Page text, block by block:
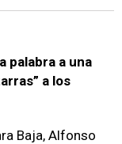
palabra a una
a los
Baja, Alfonso